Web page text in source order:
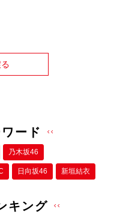
ード
乃木坂46
日向坂46 新垣結衣
キング